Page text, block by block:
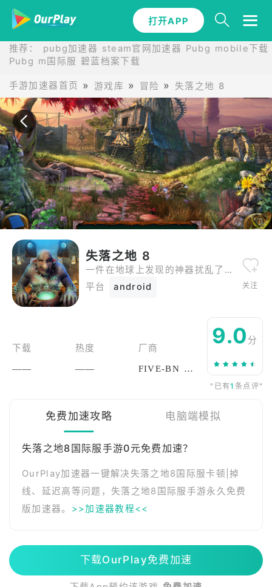
打开APP
推荐： pubg加速器 steam官网加速器 Pubg mobile下载
Pubg m国际服 碧蓝档案下载
手游加速器首页 游戏库 冒险 失落之地 8
打开APP
失落之地 8
一件在地球上发现的神器扰乱了苏珊的生活，迫使她重返冒险。
平台
android 关注
下载
——
热度
——
厂商
FIVE-BN GAMES
9.0 分
"已有1 条点评"
免费加速攻略 电脑端模拟
失落之地8国际服手游0元免费加速？
OurPlay加速器一键解决失落之地8国际服卡顿|掉
线、延迟高等问题，失落之地8国际服手游永久免费
版加速器。 >>加速器教程<<
下载OurPlay免费加速